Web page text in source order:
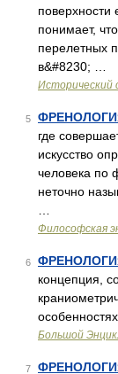
понимает,
перелетных
в&#8230; …
Исторический
5
где
искусство
человека по
неточно
Философская
6
концепция,
Большой
7